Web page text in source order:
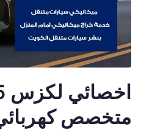
متخصص